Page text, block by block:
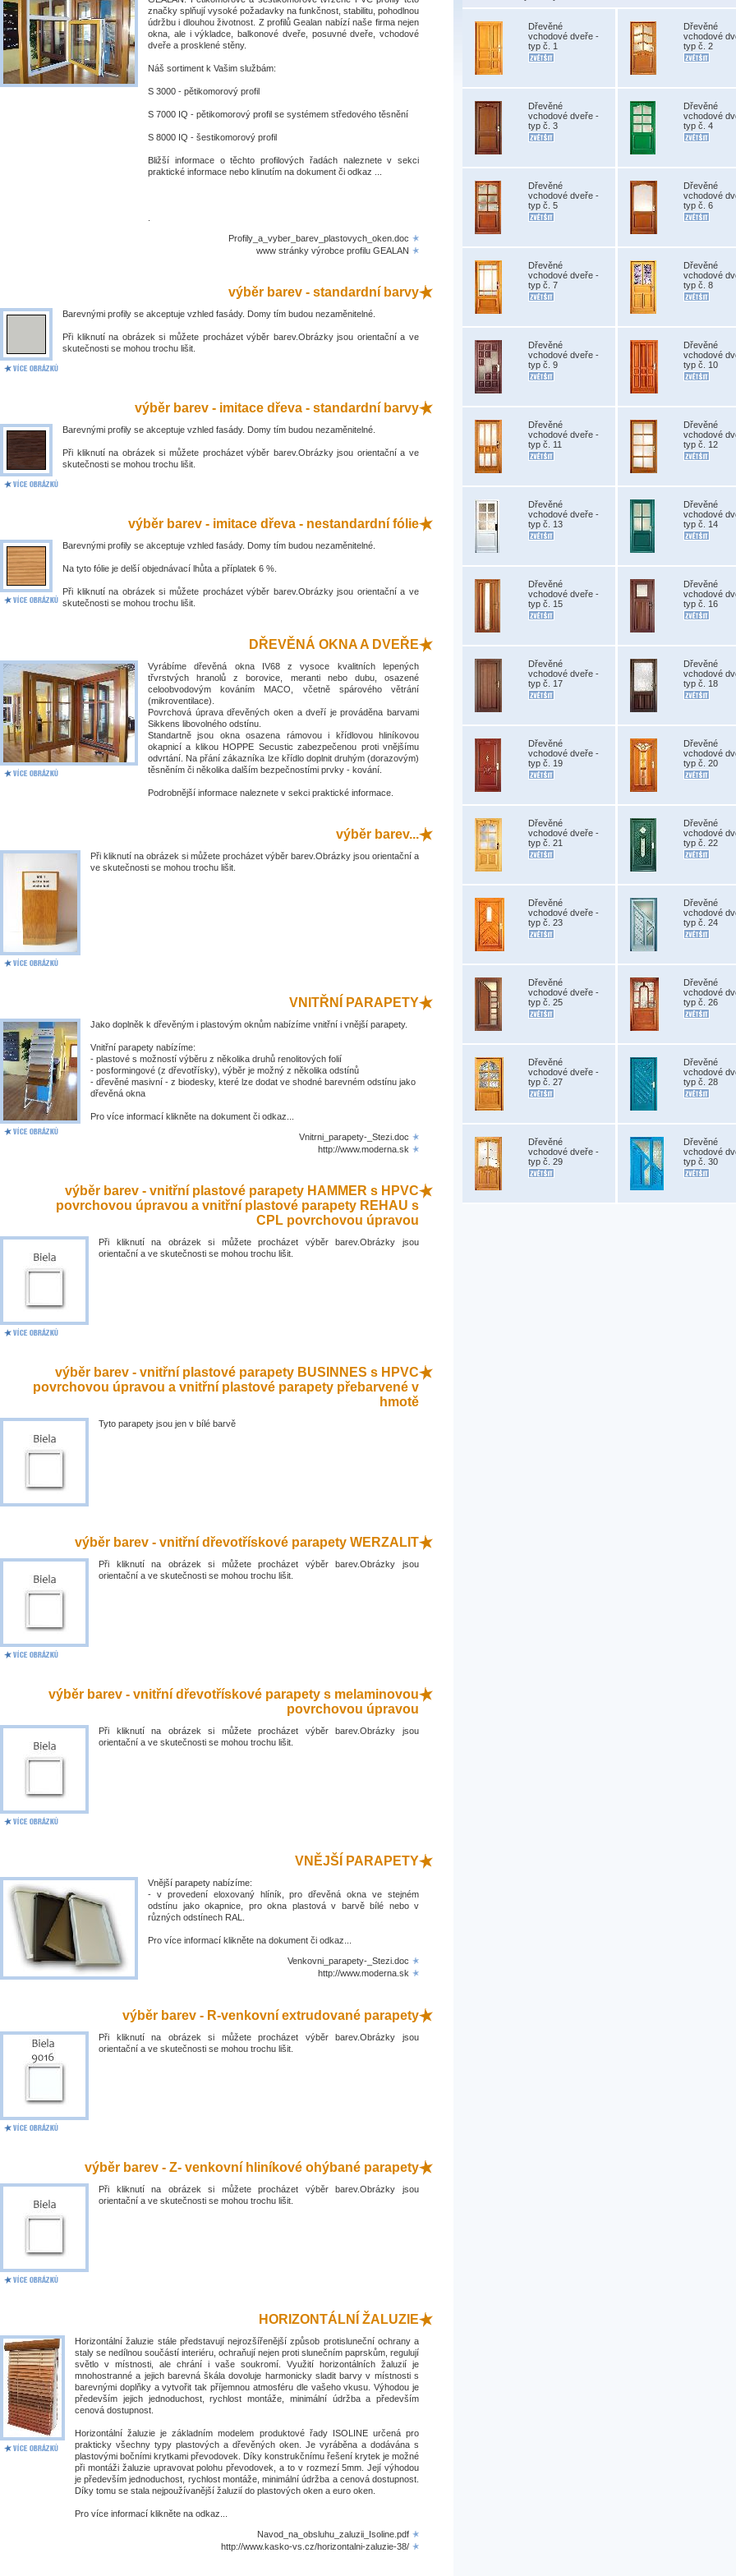
značky splňují vysoké požadavky na funkčnost, stabilitu, pohodlnou
údržbu i dlouhou životnost. Z profilů Gealan nabízí naše firma nejen
okna, ale i výkladce, balkonové dveře, posuvné dveře, vchodové
dveře a prosklené stěny.
Náš sortiment k Vašim službám:
S 3000 - pětikomorový profil
S 7000 IQ - pětikomorový profil se systémem středového těsnění
S 8000 IQ - šestikomorový profil
Bližší informace o těchto profilových řadách naleznete v sekci
praktické informace nebo klinutím na dokument či odkaz ...
Profily_a_vyber_barev_plastovych_oken.doc
www stránky výrobce profilu GEALAN
výběr barev - standardní barvy
Barevnými profily se akceptuje vzhled fasády. Domy tím budou nezaměnitelné.
Při kliknutí na obrázek si můžete procházet výběr barev.Obrázky jsou orientační a ve
skutečnosti se mohou trochu lišit.
výběr barev - imitace dřeva - standardní barvy
Barevnými profily se akceptuje vzhled fasády. Domy tím budou nezaměnitelné.
Při kliknutí na obrázek si můžete procházet výběr barev.Obrázky jsou orientační a ve
skutečnosti se mohou trochu lišit.
výběr barev - imitace dřeva - nestandardní fólie
Barevnými profily se akceptuje vzhled fasády. Domy tím budou nezaměnitelné.
Na tyto fólie je delší objednávací lhůta a příplatek 6 %.
Při kliknutí na obrázek si můžete procházet výběr barev.Obrázky jsou orientační a ve
skutečnosti se mohou trochu lišit.
DŘEVĚNÁ OKNA A DVEŘE
Vyrábíme dřevěná okna IV68 z vysoce kvalitních lepených
třvrstvých hranolů z borovice, meranti nebo dubu, osazené
celoobvodovým kováním MACO, včetně spárového větrání
(mikroventilace).
Povrchová úprava dřevěných oken a dveří je prováděna barvami
Sikkens libovolného odstínu.
Standartně jsou okna osazena rámovou i křídlovou hliníkovou
okapnicí a klikou HOPPE Secustic zabezpečenou proti vnějšímu
odvrtání. Na přání zákazníka lze křídlo doplnit druhým (dorazovým)
těsněním či několika dalším bezpečnostími prvky - kování.
Podrobnější informace naleznete v sekci praktické informace.
výběr barev...
Při kliknutí na obrázek si můžete procházet výběr barev.Obrázky jsou orientační a
ve skutečnosti se mohou trochu lišit.
VNITŘNÍ PARAPETY
Jako doplněk k dřevěným i plastovým oknům nabízíme vnitřní i vnější parapety.
Vnitřní parapety nabízíme:
- plastové s možností výběru z několika druhů renolitových folií
- posformingové (z dřevotřísky), výběr je možný z několika odstínů
- dřevěné masivní - z biodesky, které lze dodat ve shodné barevném odstínu jako
dřevěná okna
Pro více informací klikněte na dokument či odkaz...
Vnitrni_parapety-_Stezi.doc
http://www.moderna.sk
výběr barev - vnitřní plastové parapety HAMMER s HPVC
povrchovou úpravou a vnitřní plastové parapety REHAU s
CPL povrchovou úpravou
Při kliknutí na obrázek si můžete procházet výběr barev.Obrázky jsou
orientační a ve skutečnosti se mohou trochu lišit.
výběr barev - vnitřní plastové parapety BUSINNES s HPVC
povrchovou úpravou a vnitřní plastové parapety přebarvené v
hmotě
Tyto parapety jsou jen v bílé barvě
výběr barev - vnitřní dřevotřískové parapety WERZALIT
Při kliknutí na obrázek si můžete procházet výběr barev.Obrázky jsou
orientační a ve skutečnosti se mohou trochu lišit.
výběr barev - vnitřní dřevotřískové parapety s melaminovou
povrchovou úpravou
Při kliknutí na obrázek si můžete procházet výběr barev.Obrázky jsou
orientační a ve skutečnosti se mohou trochu lišit.
VNĚJŠÍ PARAPETY
Vnější parapety nabízíme:
- v provedení eloxovaný hlíník, pro dřevěná okna ve stejném
odstínu jako okapnice, pro okna plastová v barvě bílé nebo v
různých odstínech RAL.
Pro více informací klikněte na dokument či odkaz...
Venkovni_parapety-_Stezi.doc
http://www.moderna.sk
výběr barev - R-venkovní extrudované parapety
Při kliknutí na obrázek si můžete procházet výběr barev.Obrázky jsou
orientační a ve skutečnosti se mohou trochu lišit.
výběr barev - Z- venkovní hliníkové ohýbané parapety
Při kliknutí na obrázek si můžete procházet výběr barev.Obrázky jsou
orientační a ve skutečnosti se mohou trochu lišit.
HORIZONTÁLNÍ ŽALUZIE
Horizontální žaluzie stále představují nejrozšířenější způsob protisluneční ochrany a
staly se nedílnou součástí interiéru, ochraňují nejen proti slunečním paprskům, regulují
světlo v místnosti, ale chrání i vaše soukromí. Využití horizontálních žaluzií je
mnohostranné a jejich barevná škála dovoluje harmonicky sladit barvy v místnosti s
barevnými doplňky a vytvořit tak příjemnou atmosféru dle vašeho vkusu. Výhodou je
především jejich jednoduchost, rychlost montáže, minimální údržba a především
cenová dostupnost.
Horizontální žaluzie je základním modelem produktové řady ISOLINE určená pro
prakticky všechny typy plastových a dřevěných oken. Je vyráběna a dodávána s
plastovými bočními krytkami převodovek. Díky konstrukčnímu řešení krytek je možné
při montáži žaluzie upravovat polohu převodovek, a to v rozmezí 5mm. Její výhodou
je především jednoduchost, rychlost montáže, minimální údržba a cenová dostupnost.
Díky tomu se stala nejpoužívanější žaluzií do plastových oken a euro oken.
Pro více informací klikněte na odkaz...
Navod_na_obsluhu_zaluzii_Isoline.pdf
http://www.kasko-vs.cz/horizontalni-zaluzie-38/
Dřevěné
vchodové dveře -
typ č. 1
Dřevěné
vchodové
typ č. 2
Dřevěné
vchodové dveře -
typ č. 3
Dřevěné
vchodové
typ č. 4
Dřevěné
vchodové dveře -
typ č. 5
Dřevěné
vchodové
typ č. 6
Dřevěné
vchodové dveře -
typ č. 7
Dřevěné
vchodové
typ č. 8
Dřevěné
vchodové dveře -
typ č. 9
Dřevěné
vchodové
typ č. 10
Dřevěné
vchodové dveře -
typ č. 11
Dřevěné
vchodové
typ č. 12
Dřevěné
vchodové dveře -
typ č. 13
Dřevěné
vchodové
typ č. 14
Dřevěné
vchodové dveře -
typ č. 15
Dřevěné
vchodové
typ č. 16
Dřevěné
vchodové dveře -
typ č. 17
Dřevěné
vchodové
typ č. 18
Dřevěné
vchodové dveře -
typ č. 19
Dřevěné
vchodové
typ č. 20
Dřevěné
vchodové dveře -
typ č. 21
Dřevěné
vchodové
typ č. 22
Dřevěné
vchodové dveře -
typ č. 23
Dřevěné
vchodové
typ č. 24
Dřevěné
vchodové dveře -
typ č. 25
Dřevěné
vchodové
typ č. 26
Dřevěné
vchodové dveře -
typ č. 27
Dřevěné
vchodové
typ č. 28
Dřevěné
vchodové dveře -
typ č. 29
Dřevěné
vchodové
typ č. 30